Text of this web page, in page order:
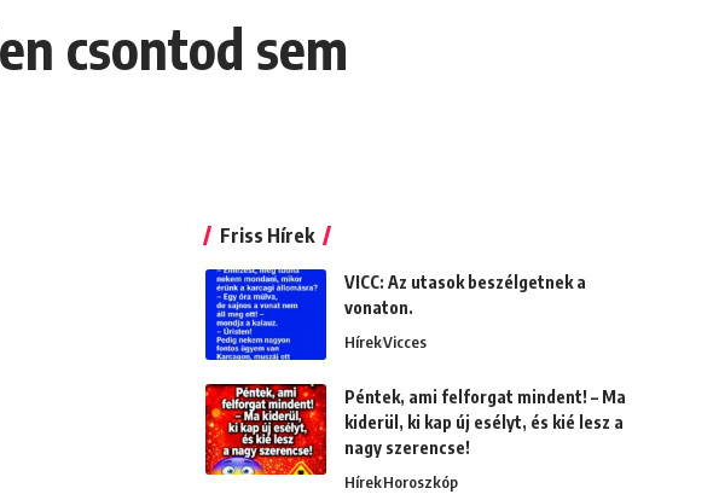
csontod sem
Friss Hírek
VICC: Az utasok beszélgetnek a
vonaton.
HírekVicces
Péntek, ami felforgat mindent! – Ma
kiderül, ki kap új esélyt, és kié lesz a
nagy szerencse!
HírekHoroszkóp